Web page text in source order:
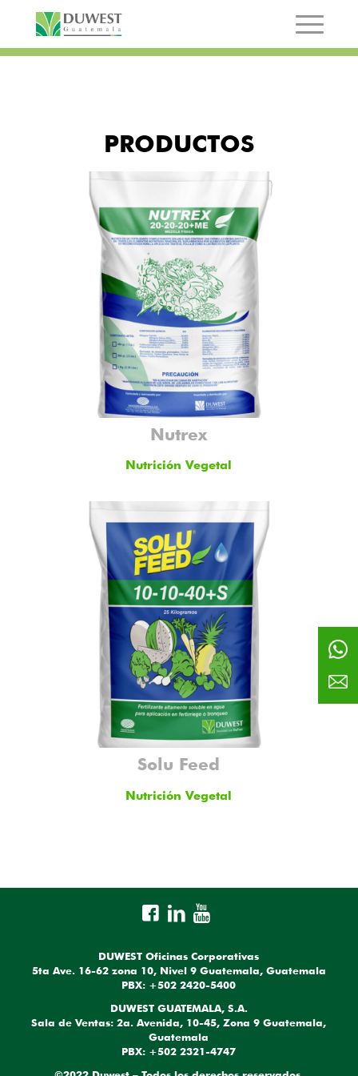
PRODUCTOS
Nutrex
Nutrición Vegetal
Solu Feed
Nutrición Vegetal
DUWEST Oficinas Corporativas
5ta Ave. 16-62 zona 10, Nivel 9 Guatemala, Guatemala
PBX: +502 2420-5400
DUWEST GUATEMALA, S.A.
Sala de Ventas: 2a. Avenida, 10-45, Zona 9 Guatemala,
Guatemala
PBX: +502 2321-4747